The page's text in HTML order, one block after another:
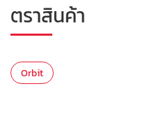
ตราสินค้า
Orbit